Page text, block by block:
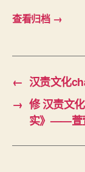
查看归档 →
← 汉责文化
→ 修 汉责文
实》——萱